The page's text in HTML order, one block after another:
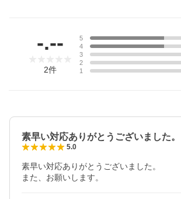
-.--
2件
5
4
3
2
1
素早い対応ありがとうございました
5.0
素早い対応ありがとうございました。
また、お願いします。